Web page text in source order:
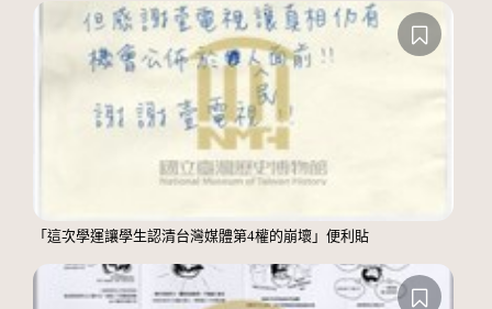
「這次學運讓學生認清台灣媒體第4權的崩壞」便利貼